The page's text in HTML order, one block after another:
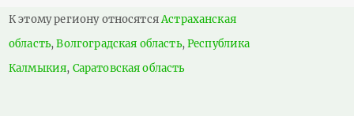
К этому региону относятсяАстраханская
область,Волгоградская область,Республика
Калмыкия, Саратовская область